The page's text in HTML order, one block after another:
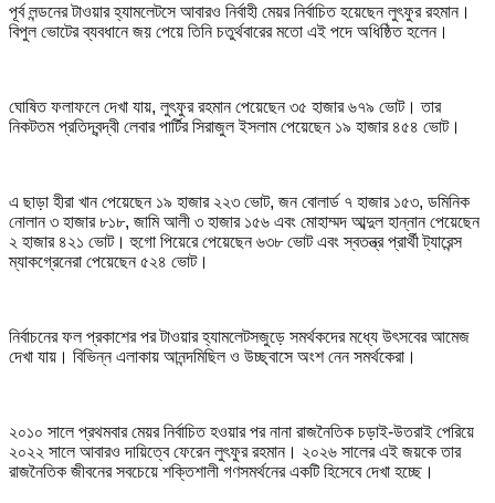
পূর্ব লন্ডনের টাওয়ার হ্যামলেটসে আবারও নির্বাহী মেয়র নির্বাচিত হয়েছেন লুৎফুর রহমান।
বিপুল ভোটের ব্যবধানে জয় পেয়ে তিনি চতুর্থবারের মতো এই পদে অধিষ্ঠিত হলেন।
ঘোষিত ফলাফলে দেখা যায়, লুৎফুর রহমান পেয়েছেন ৩৫ হাজার ৬৭৯ ভোট। তার
নিকটতম প্রতিদ্বন্দ্বী লেবার পার্টির সিরাজুল ইসলাম পেয়েছেন ১৯ হাজার ৪৫৪ ভোট।
এ ছাড়া হীরা খান পেয়েছেন ১৯ হাজার ২২৩ ভোট, জন বোলার্ড ৭ হাজার ১৫৩, ডমিনিক
নোলান ৩ হাজার ৮১৮, জামি আলী ৩ হাজার ১৫৬ এবং মোহাম্মদ আব্দুল হান্নান পেয়েছেন
২ হাজার ৪২১ ভোট। হুগো পিয়েরে পেয়েছেন ৬৩৮ ভোট এবং স্বতন্ত্র প্রার্থী ট্যারেন্স
ম্যাকগ্রেনেরা পেয়েছেন ৫২৪ ভোট।
নির্বাচনের ফল প্রকাশের পর টাওয়ার হ্যামলেটসজুড়ে সমর্থকদের মধ্যে উৎসবের আমেজ
দেখা যায়। বিভিন্ন এলাকায় আনন্দমিছিল ও উচ্ছ্বাসে অংশ নেন সমর্থকেরা।
২০১০ সালে প্রথমবার মেয়র নির্বাচিত হওয়ার পর নানা রাজনৈতিক চড়াই-উতরাই পেরিয়ে
২০২২ সালে আবারও দায়িত্বে ফেরেন লুৎফুর রহমান। ২০২৬ সালের এই জয়কে তার
রাজনৈতিক জীবনের সবচেয়ে শক্তিশালী গণসমর্থনের একটি হিসেবে দেখা হচ্ছে।